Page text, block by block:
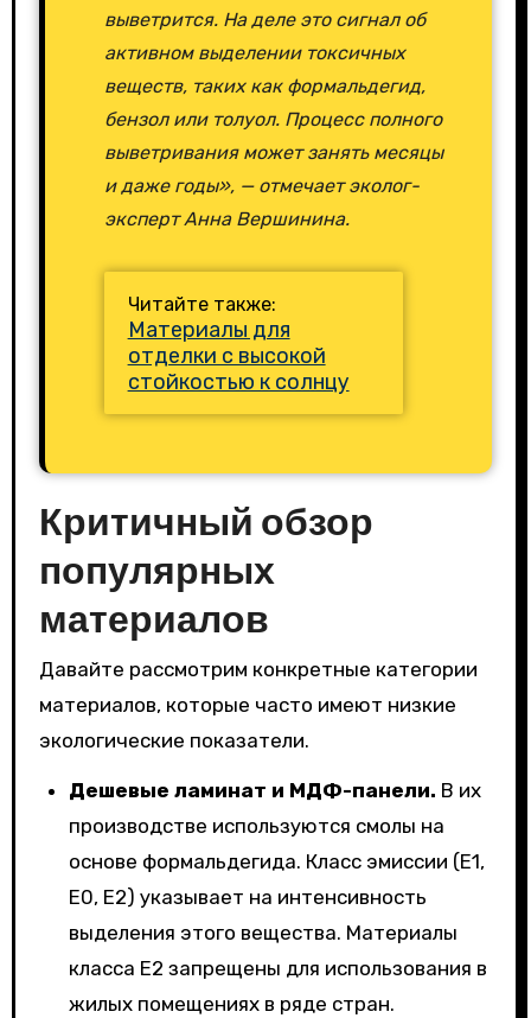
выветрится. На деле это сигнал об
активном выделении токсичных
веществ, таких как формальдегид,
бензол или толуол. Процесс полного
выветривания может занять месяцы
и даже годы», — отмечает эколог-
эксперт Анна Вершинина.
Читайте также:
Материалы для
отделки с высокой
стойкостью к солнцу
Критичный обзор
популярных
материалов
Давайте рассмотрим конкретные категории
материалов, которые часто имеют низкие
экологические показатели.
Дешевые ламинат и МДФ-панели. В их
производстве используются смолы на
основе формальдегида. Класс эмиссии (E1,
E0, E2) указывает на интенсивность
выделения этого вещества. Материалы
класса E2 запрещены для использования в
жилых помещениях в ряде стран.